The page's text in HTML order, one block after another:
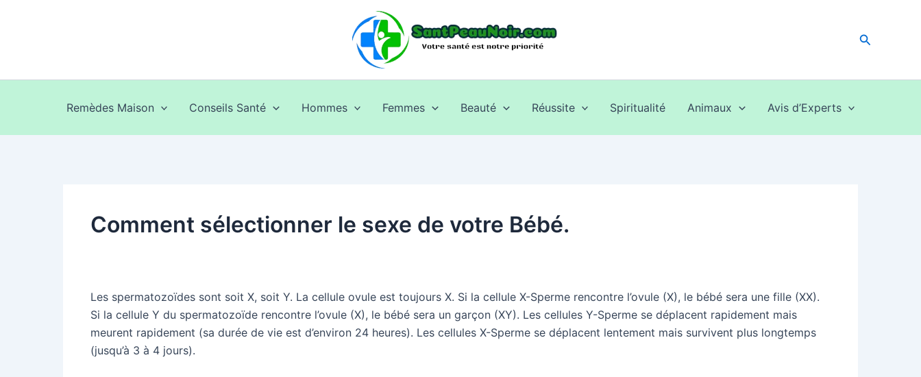
Remèdes Maison Conseils Santé Hommes Femmes Beauté Réussite Spiritualité Animaux Avis d’Experts
Comment sélectionner le sexe de votre Bébé.
Les spermatozoïdes sont soit X, soit Y. La cellule ovule est toujours X. Si la cellule X-Sperme rencontre l’ovule (X), le bébé sera une fille (XX).
Si la cellule Y du spermatozoïde rencontre l’ovule (X), le bébé sera un garçon (XY). Les cellules Y-Sperme se déplacent rapidement mais
meurent rapidement (sa durée de vie est d’environ 24 heures). Les cellules X-Sperme se déplacent lentement mais survivent plus longtemps
(jusqu’à 3 à 4 jours).